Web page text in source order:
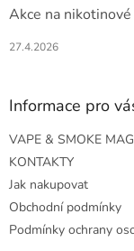
Akce na
27.4.2026
Informace pro
VAPE & SMOKE MAG
KONTAKTY
Jak nakupovat
Obchodní podmínky
Podmínky ochrany